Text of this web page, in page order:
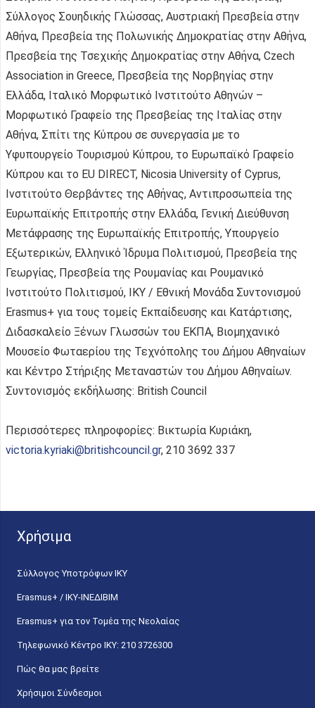
Σύλλογος Σουηδικής Γλώσσας, Αυστριακή Πρεσβεία στην
Αθήνα, Πρεσβεία της Πολωνικής Δημοκρατίας στην Αθήνα,
Πρεσβεία της Τσεχικής Δημοκρατίας στην Αθήνα, Czech
Association in Greece, Πρεσβεία της Νορβηγίας στην
Ελλάδα, Ιταλικό Μορφωτικό Ινστιτούτο Αθηνών –
Μορφωτικό Γραφείο της Πρεσβείας της Ιταλίας στην
Αθήνα, Σπίτι της Κύπρου σε συνεργασία με το
Υφυπουργείο Τουρισμού Κύπρου, το Ευρωπαϊκό Γραφείο
Κύπρου και το EU DIRECT, Nicosia University of Cyprus,
Ινστιτούτο Θερβάντες της Αθήνας, Αντιπροσωπεία της
Ευρωπαϊκής Επιτροπής στην Ελλάδα, Γενική Διεύθυνση
Μετάφρασης της Ευρωπαϊκής Επιτροπής, Υπουργείο
Εξωτερικών, Ελληνικό Ίδρυμα Πολιτισμού, Πρεσβεία της
Γεωργίας, Πρεσβεία της Ρουμανίας και Ρουμανικό
Ινστιτούτο Πολιτισμού, IKY / Εθνική Μονάδα Συντονισμού
Erasmus+ για τους τομείς Εκπαίδευσης και Κατάρτισης,
Διδασκαλείο Ξένων Γλωσσών του ΕΚΠΑ, Βιομηχανικό
Μουσείο Φωταερίου της Τεχνόπολης του Δήμου Αθηναίων
και Κέντρο Στήριξης Μεταναστών του Δήμου Αθηναίων.
Συντονισμός εκδήλωσης: British Council
Περισσότερες πληροφορίες: Βικτωρία Κυριάκη,
victoria.kyriaki@britishcouncil.gr, 210 3692 337
Χρήσιμα
Σύλλογος Υποτρόφων ΙΚΥ
Erasmus+ / ΙΚΥ-ΙΝΕΔΙΒΙΜ
Erasmus+ για τον Τομέα της Νεολαίας
Τηλεφωνικό Κέντρο IKY: 210 3726300
Πώς θα μας βρείτε
Χρήσιμοι Σύνδεσμοι